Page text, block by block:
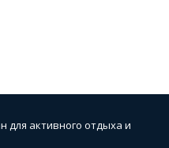
для активного отдыха и